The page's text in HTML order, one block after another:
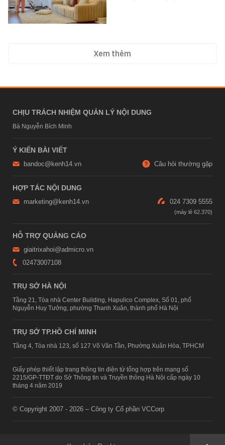
Xem thêm
CHỊU TRÁCH NHIỆM QUẢN LÝ NỘI DUNG
Bà Nguyễn Bích Minh
Ý KIẾN BÀI VIẾT
bandoc@kenh14.vn Câu hỏi thường gặp
HỢP TÁC NỘI DUNG
marketing@kenh14.vn 024 7309 5555
HỖ TRỢ QUẢNG CÁO
giaitrixahoi@admicro.vn
02473007108
TRỤ SỞ HÀ NỘI
Tầng 21, Tòa nhà Center Building, Hapulico Complex, Số 01, phố
Nguyễn Huy Tưởng, phường Thanh Xuân, thành phố Hà Nội
TRỤ SỞ TP.HỒ CHÍ MINH
Tầng 4, Tòa nhà 123, số 127 Võ Văn Tần, Phường Xuân Hòa, TPHCM
Giấy phép thiết lập trang thông tin điện tử tổng hợp trên mạng số
2215/GP-TTĐT do Sở Thông tin và Truyền thông Hà Nội cấp ngày 10
tháng 4 năm 2019
© Copyright 2007 - 2026 – Công ty Cổ phần VCCorp